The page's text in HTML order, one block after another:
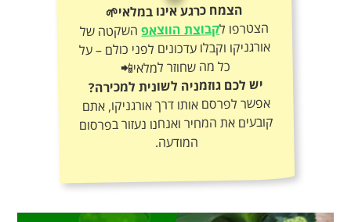
הצמח כרגע אינו במלאי🌱
הצטרפו לקבוצת הווצאפהשקטה של
אורגניקו וקבלו עדכונים לפני כולם – על
כל מה שחוזר למלאי📲
יש לכם גוזמניה לשונית למכירה?
אפשר לפרסם אותו דרך אורגניקו, אתם
קובעים את המחיר ואנחנו נעזור בפרסום
המודעה.